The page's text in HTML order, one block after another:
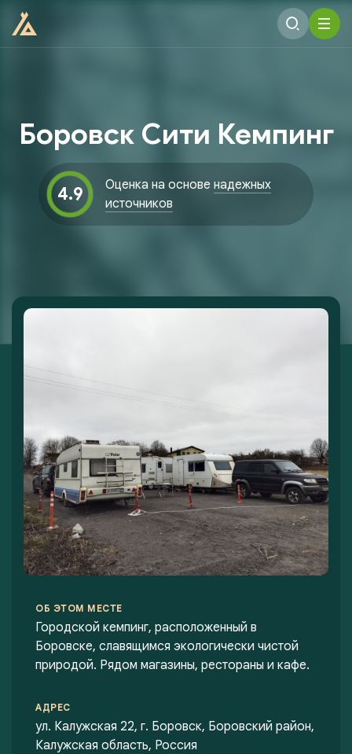
Боровск Сити Кемпинг
4.9 Оценка на основе надежных
источников
ОБ ЭТОМ МЕСТЕ
Городской кемпинг, расположенный в
Боровске, славящимся экологически чистой
природой. Рядом магазины, рестораны и кафе.
АДРЕС
ул. Калужская 22, г. Боровск, Боровский район,
Калужская область, Россия